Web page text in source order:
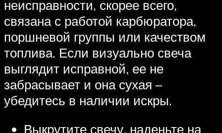
неисправности, скорее всего,
связана с работой карбюратора,
поршневой группы или качеством
топлива. Если визуально свеча
выглядит исправной, ее не
забрасывает и она сухая –
убедитесь в наличии искры.
Выкрутите свечу, наденьте на